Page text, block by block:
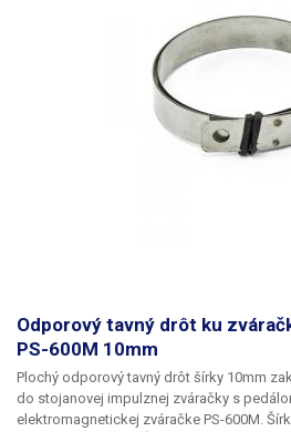
Odporový tavný drôt ku
PS-600M 10mm
Plochý odporový tavný drôt šírky 10mm
do stojanovej impulznej zváračky s
elektromagnetickej zváračke PS-600M.